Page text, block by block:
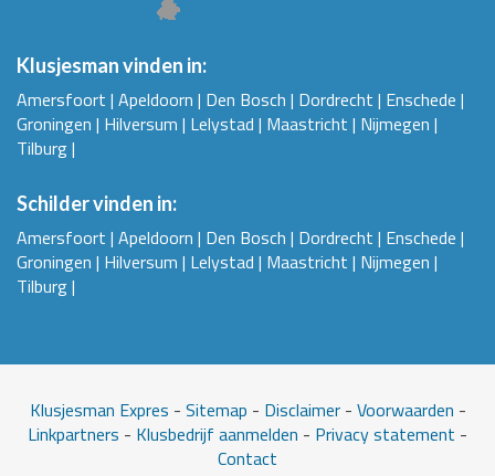
Klusjesman vinden in:
Amersfoort | Apeldoorn | Den Bosch | Dordrecht | Enschede |
Groningen | Hilversum | Lelystad | Maastricht | Nijmegen |
Tilburg|
Schilder vinden in:
Amersfoort | Apeldoorn | Den Bosch | Dordrecht | Enschede |
Groningen | Hilversum | Lelystad | Maastricht | Nijmegen |
Tilburg|
Klusjesman Expres - Sitemap - Disclaimer- Voorwaarden -
Linkpartners - Klusbedrijf aanmelden - Privacy statement -
Contact